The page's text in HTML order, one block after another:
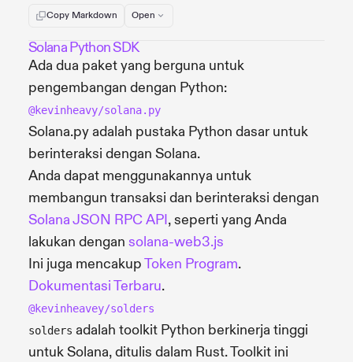
Copy Markdown Open
Solana Python SDK
Ada dua paket yang berguna untuk
pengembangan dengan Python:
@kevinheavy/solana.py
Solana.py adalah pustaka Python dasar untuk
berinteraksi dengan Solana.
Anda dapat menggunakannya untuk
membangun transaksi dan berinteraksi dengan
Solana JSON RPC API, seperti yang Anda
lakukan dengan solana-web3.js
Ini juga mencakupToken Program.
Dokumentasi Terbaru.
@kevinheavey/solders
solders adalah toolkit Python berkinerja tinggi
untuk Solana, ditulis dalam Rust. Toolkit ini